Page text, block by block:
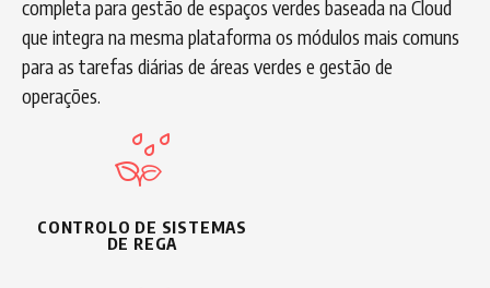
completa para gestão de espaços verdes baseada na Cloud
que integra na mesma plataforma os módulos mais comuns
para as tarefas diárias de áreas verdes e gestão de
operações.
CONTROLO DE SISTEMAS
DE REGA